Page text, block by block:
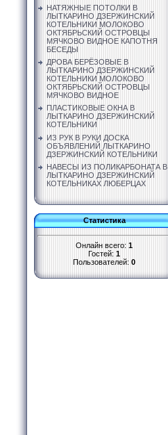
НАТЯЖНЫЕ ПОТОЛКИ В
ЛЫТКАРИНО ДЗЕРЖИНСКИЙ
КОТЕЛЬНИКИ МОЛОКОВО
ОКТЯБРЬСКИЙ ОСТРОВЦЫ
МЯЧКОВО ВИДНОЕ КАПОТНЯ
БЕСЕДЫ
ДРОВА БЕРЁЗОВЫЕ В
ЛЫТКАРИНО ДЗЕРЖИНСКИЙ
КОТЕЛЬНИКИ МОЛОКОВО
ОКТЯБРЬСКИЙ ОСТРОВЦЫ
МЯЧКОВО ВИДНОЕ
ПЛАСТИКОВЫЕ ОКНА В
ЛЫТКАРИНО ДЗЕРЖИНСКИЙ
КОТЕЛЬНИКИ
ИЗ РУК В РУКИ ДОСКА
ОБЪЯВЛЕНИЙ ЛЫТКАРИНО
ДЗЕРЖИНСКИЙ КОТЕЛЬНИКИ
НАВЕСЫ ИЗ ПОЛИКАРБОНАТА В
ЛЫТКАРИНО ДЗЕРЖИНСКИЙ
КОТЕЛЬНИКАХ ЛЮБЕРЦАХ
Статистика
Онлайн всего: 1
Гостей: 1
Пользователей: 0